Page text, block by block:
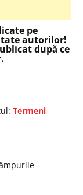
pe
autorilor!
după ce
Termeni